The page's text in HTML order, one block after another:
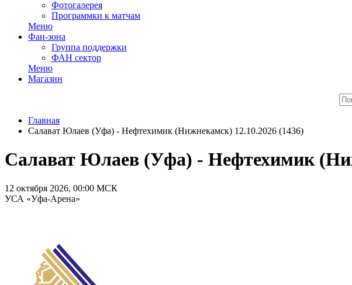
Фотогалерея
Программки к матчам
Меню
Фан-зона
Группа поддержки
ФАН сектор
Меню
Магазин
Главная
Салават Юлаев (Уфа) - Нефтехимик (Нижнекамск) 12.10.2026 (1436)
Салават Юлаев (Уфа) - Нефтехимик
12 октября 2026, 00:00 МСК
УСА «Уфа-Арена»